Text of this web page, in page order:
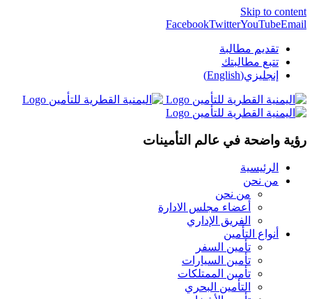
Skip to content
FacebookTwitterYouTubeEmail
تقديم مطالبة
تتبع مطالبتك
إنجليزي(English)
رؤية واضحة في عالم التأمينات
الرئيسية
من نحن
من نحن
أعضاء مجلس الادارة
الفريق الإداري
أنواع التأمين
تأمين السفر
تأمين السيارات
تأمين الممتلكات
التأمين البحري